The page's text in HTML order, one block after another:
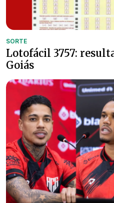
SORTE
Lotofácil 3757:
Goiás